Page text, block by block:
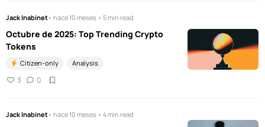
Jack Inabinet• hace 10 meses • 5 min read
Octubre de 2025: Top Trending Crypto
Tokens
Citizen-only Analysis
3 0
Jack Inabinet• hace 10 meses • 4 min read